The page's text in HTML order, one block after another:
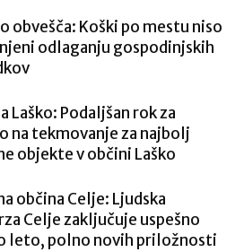
obvešča: Koški po mestu niso
odlaganju gospodinjskih
Laško: Podaljšan rok za
na tekmovanje za najbolj
objekte v občini Laško
občina Celje: Ljudska
Celje zaključuje uspešno
leto, polno novih priložnosti